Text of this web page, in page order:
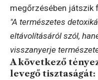
megőrzésében játszik
"A természetes
eltávolításáról szól,
visszanyerje
A következő
levegő tisztaságát: